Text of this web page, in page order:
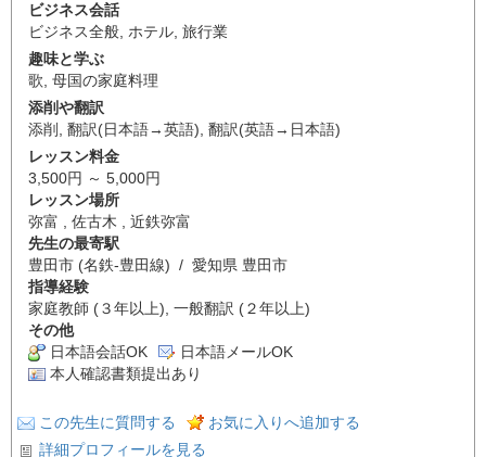
ビジネス会話
ビジネス全般 ホテル 旅行業
趣味と学ぶ
歌 母国の家庭料理
添削や翻訳
添削
翻訳(日本語→英語) 翻訳(英語→日本語)
レッスン料金
3,500円 ～ 5,000円
レッスン場所
弥富 , 佐古木 , 近鉄弥富
先生の最寄駅
豊田市 (名鉄-豊田線) / 愛知県 豊田市
指導経験
家庭教師 (３年以上), 一般翻訳 (２年以上)
その他
日本語会話OK
日本語メールOK
本人確認書類提出あり
この先生に質問する
お気に入りへ追加する
詳細プロフィールを見る